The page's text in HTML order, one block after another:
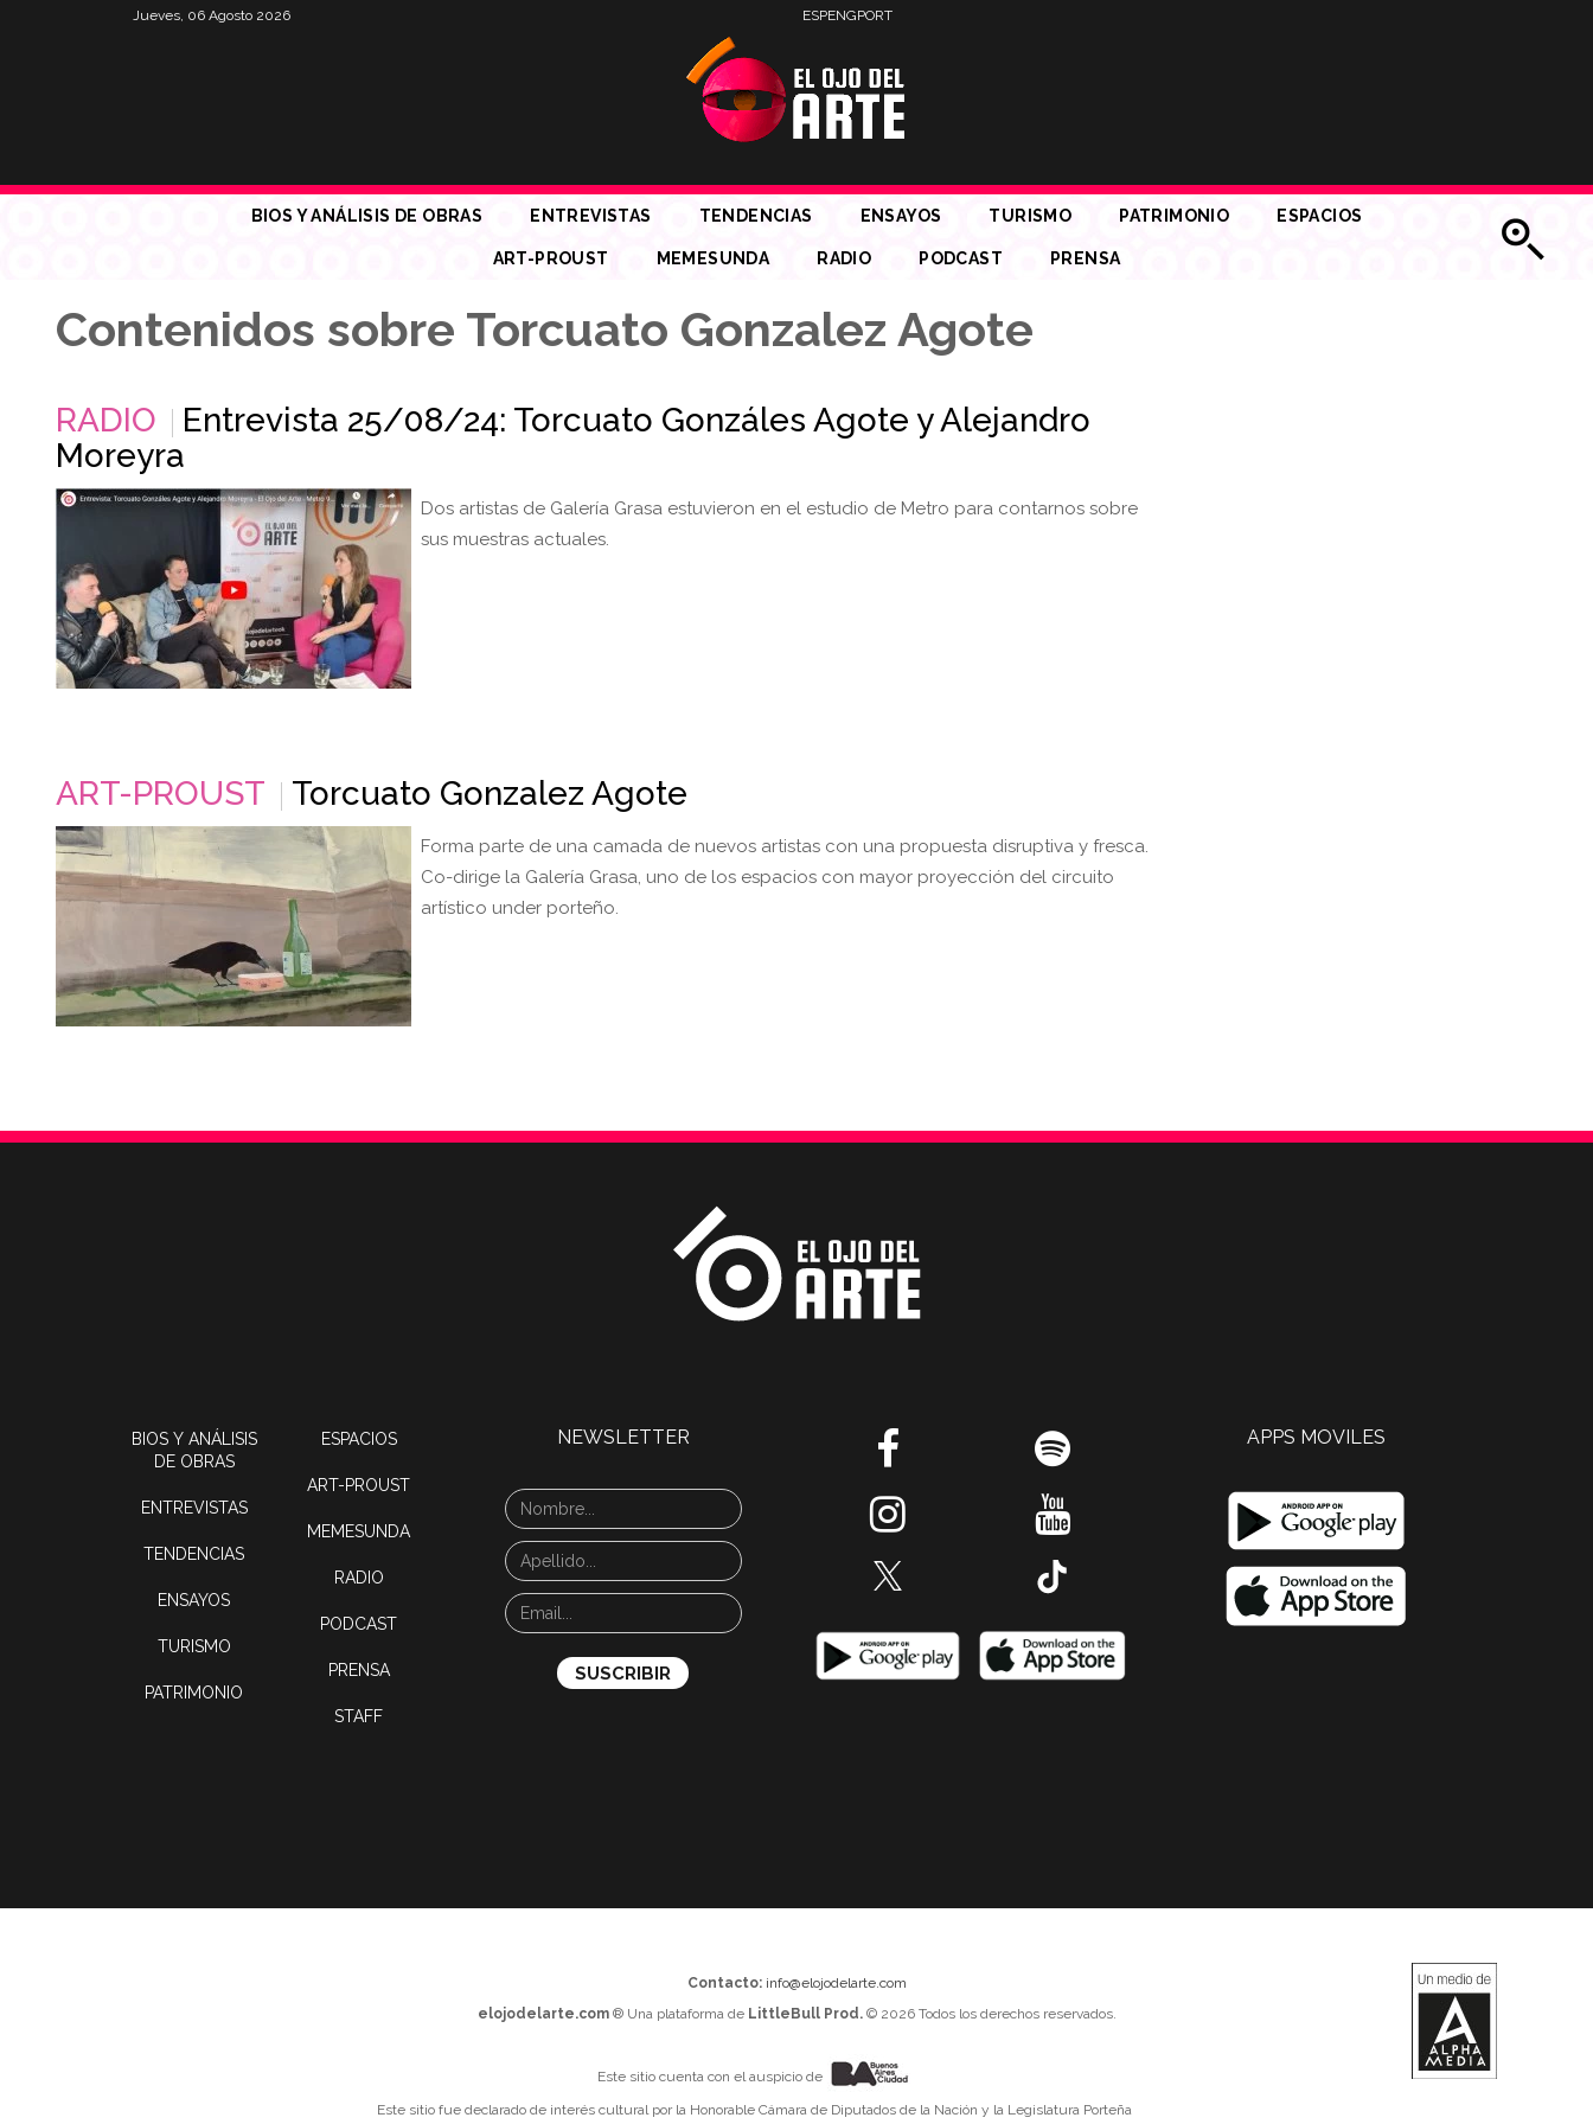
Jueves, 06 Agosto 2026 ESPENGPORT
BIOS Y ANÁLISIS DE OBRAS ENTREVISTAS TENDENCIAS ENSAYOS TURISMO PATRIMONIO ESPACIOS
ART-PROUST MEMESUNDA RADIO PODCAST PRENSA
Contenidos sobre Torcuato Gonzalez Agote
RADIO
Entrevista 25/08/24: Torcuato Gonzáles Agote y Alejandro
Moreyra
Dos artistas de Galería Grasa estuvieron en el estudio de Metro para contarnos sobre
sus muestras actuales.
ART-PROUST Torcuato Gonzalez Agote
Forma parte de una camada de nuevos artistas con una propuesta disruptiva y fresca.
Co-dirige la Galería Grasa, uno de los espacios con mayor proyección del circuito
artístico under porteño.
BIOS Y ANÁLISIS
DE OBRAS
ENTREVISTAS
TENDENCIAS
ENSAYOS
TURISMO
PATRIMONIO
ESPACIOS
ART-PROUST
MEMESUNDA
RADIO
PODCAST
PRENSA
STAFF
NEWSLETTER APPS MOVILES
Contacto: info@elojodelarte.com
elojodelarte.com® Una plataforma de LittleBull Prod.© 2026 Todos los derechos reservados.
Este sitio cuenta con el auspicio de
Este sitio fue declarado de interés cultural por la Honorable Cámara de Diputados de la Nación y la Legislatura Porteña